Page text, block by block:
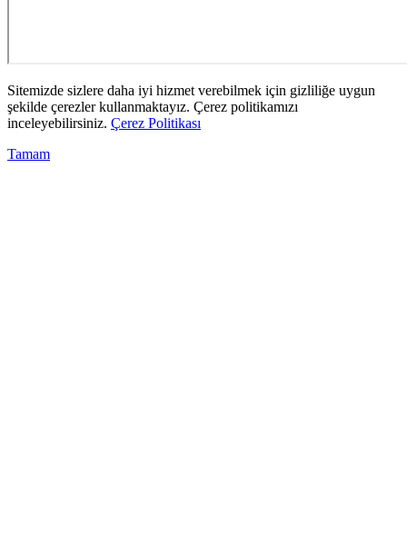
Sitemizde sizlere daha iyi hizmet verebilmek için gizliliğe uygun
şekilde çerezler kullanmaktayız. Çerez politikamızı
inceleyebilirsiniz. Çerez Politikası
Tamam